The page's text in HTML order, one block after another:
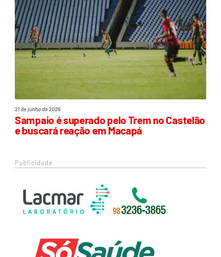
21 de junho de 2026
Sampaio é superado pelo Trem no Castelão
e buscará reação em Macapá
Publicidade